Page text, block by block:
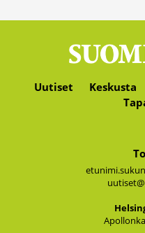
Uutiset Keskusta